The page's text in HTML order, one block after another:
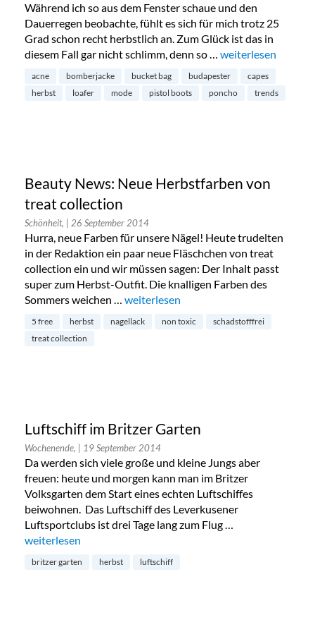
Während ich so aus dem Fenster schaue und den
Dauerregen beobachte, fühlt es sich für mich trotz 25
Grad schon recht herbstlich an. Zum Glück ist das in
diesem Fall gar nicht schlimm, denn so … „Unsere
weiterlesen
acne bomberjacke bucket bag budapester
capes
herbst
loafer mode pistol boots poncho trends
Beauty News: Neue Herbstfarben von
treat collection
Schönheit, | 26 September 2014
Hurra, neue Farben für unsere Nägel! Heute trudelten
in der Redaktion ein paar neue Fläschchen von treat
collection ein und wir müssen sagen: Der Inhalt passt
super zum Herbst-Outfit. Die knalligen Farben des
Sommers weichen … „Beauty News: Neue Herbstfarben
weiterlesen
5 free herbst nagellack non toxic
schadstofffrei
treat collection
Luftschiff im Britzer Garten
Wochenende, | 19 September 2014
Da werden sich viele große und kleine Jungs aber
freuen: heute und morgen kann man im Britzer
Volksgarten dem Start eines echten Luftschiffes
beiwohnen. Das Luftschiff des Leverkusener
Luftsportclubs ist drei Tage lang zum Flug …
„Luftschiff im Britzer Garten“
weiterlesen
britzer garten herbst luftschiff